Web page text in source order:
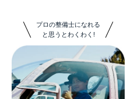
プロの整備士になれる
と思うとわくわく!